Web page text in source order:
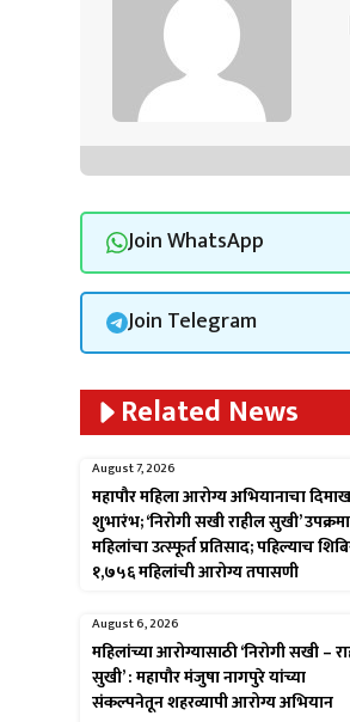
Join WhatsApp
Join Telegram
Related News
August 7, 2026
महापौर महिला आरोग्य अभियानाचा
शुभारंभ; ‘निरोगी सखी राहील सुखी’
महिलांचा उत्स्फूर्त प्रतिसाद; पहिल्याच
१,७५६ महिलांची आरोग्य तपासणी
August 6, 2026
महिलांच्या आरोग्यासाठी ‘निरोगी सखी –
सुखी’ : महापौर मंजुषा नागपुरे यांच्या
संकल्पनेतून शहरव्यापी आरोग्य अभियान